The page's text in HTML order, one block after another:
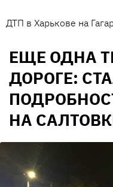
ДТП в Харькове на
ЕЩЕ ОДНА
ДОРОГЕ:
НА